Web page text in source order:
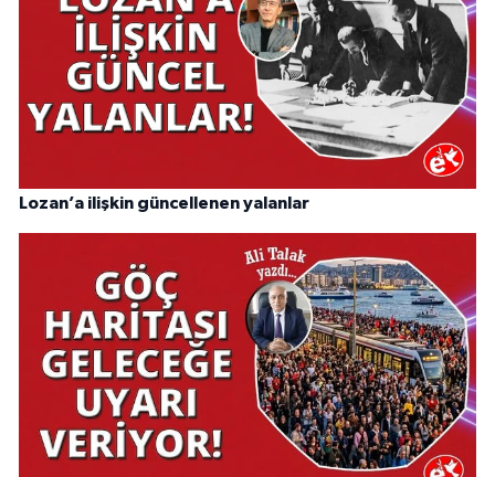
Lozan’a ilişkin güncellenen yalanlar